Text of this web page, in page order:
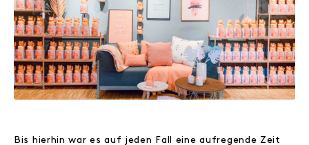
Bis hierhin war es auf jeden Fall eine aufregende Zeit